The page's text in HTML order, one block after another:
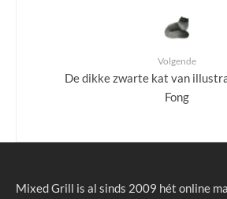
Volgende
De dikke zwarte kat van
Fong
Mixed Grill is al sinds 2009 hét online